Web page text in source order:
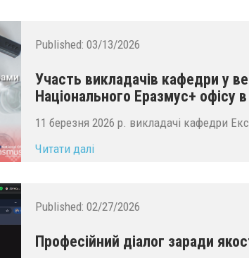
Published: 03/13/2026
Участь викладачів кафедри у
Національного Еразмус+ офісу в
11 березня 2026 р. викладачі кафедри
Читати далі
Published: 02/27/2026
Професійний діалог заради